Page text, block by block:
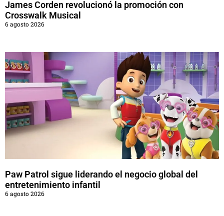
James Corden revolucionó la promoción con
Crosswalk Musical
6 agosto 2026
Paw Patrol sigue liderando el negocio global del
entretenimiento infantil
6 agosto 2026